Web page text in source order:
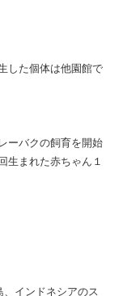
した個体は他園館で
ーバクの飼育を開始
⽣まれた⾚ちゃん１
インドネシアのス